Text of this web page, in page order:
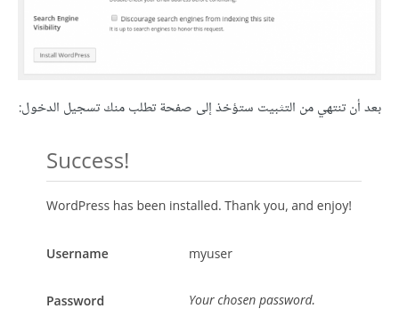
بعد أن تنتهي من التثبيت ستؤخذ إلى صفحة تطلب منك تسجيل الدخول: